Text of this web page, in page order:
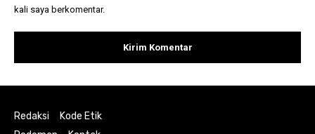
kali saya berkomentar.
Redaksi
Kode Etik